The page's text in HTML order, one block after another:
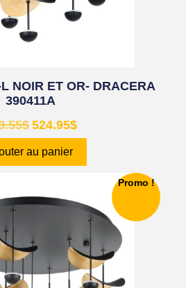
NOIR ET OR- DRACERA
390411A
$ 524.95$
au panier
Promo !